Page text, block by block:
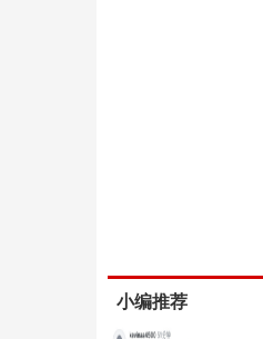
小编推荐